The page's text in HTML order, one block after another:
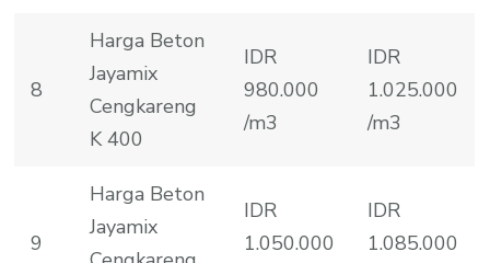
8
Harga Beton
Jayamix
Cengkareng
K 400
IDR
980.000
/m3
IDR
1.025.000
/m3
9
Harga Beton
Jayamix
IDR
1.050.000
IDR
1.085.000